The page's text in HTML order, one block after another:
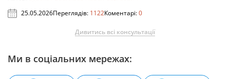
25.05.2026Переглядів: 1122Коментарі:0
Дивитись всі консультації
Ми в соціальних мережах: